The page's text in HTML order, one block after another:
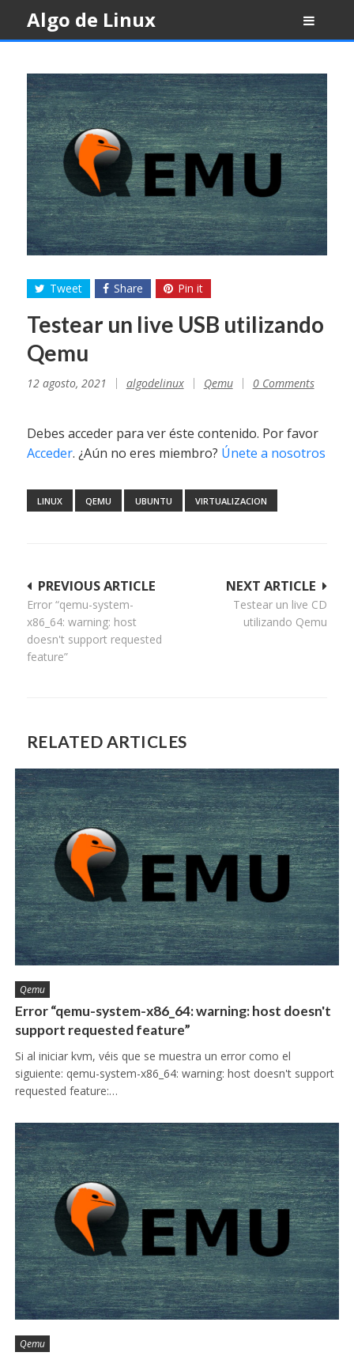
content
Algo de Linux
Tweet Share Pin it
Testear un live USB utilizando
Qemu
12 agosto, 2021 algodelinux Qemu 0 Comments
Debes acceder para ver éste contenido. Por favor
Acceder. ¿Aún no eres miembro? Únete a nosotros
LINUX QEMU UBUNTU VIRTUALIZACION
Navegación
de
entradas
NEXT ARTICLE
Testear un live CD
utilizando Qemu
PREVIOUS ARTICLE
Error “qemu-system-
x86_64: warning: host
doesn't support requested
feature”
RELATED ARTICLES
Qemu
Error “qemu-system-x86_64: warning: host doesn't
support requested feature”
Si al iniciar kvm, véis que se muestra un error como el
siguiente: qemu-system-x86_64: warning: host doesn't support
requested feature:…
Qemu